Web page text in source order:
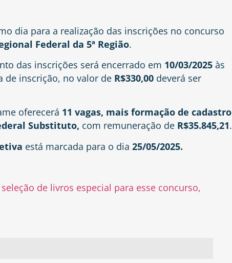
dia para a realização das inscrições no concurso
Federal da 5ª Região.
das inscrições será encerrado em 10/03/2025 às
de inscrição, no valor de R$330,00 deverá ser
oferecerá 11 vagas, mais formação de cadastro
Substituto, com remuneração de R$35.845,21.
está marcada para o dia 25/05/2025.
de livros especial para esse concurso,